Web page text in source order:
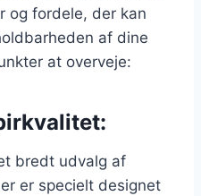
og fordele, der kan
af dine
at overveje:
bredt udvalg af
er specielt designet